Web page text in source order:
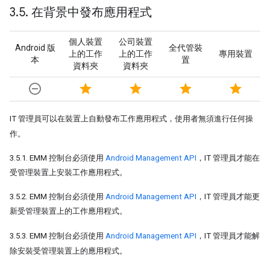
3.5. 在背景中發布應用程式
Android 版
本
個人裝置
上的工作
資料夾
公司裝置
上的工作
資料夾
全代管裝
置
專用裝置
remove_circle_outline star star star star
IT 管理員可以在裝置上自動發布工作應用程式，使用者無須進行任何操
作。
3.5.1. EMM 控制台必須使用 Android Management API ，IT 管理員才能在
受管理裝置上安裝工作應用程式。
3.5.2. EMM 控制台必須使用 Android Management API ，IT 管理員才能更
新受管理裝置上的工作應用程式。
3.5.3. EMM 控制台必須使用 Android Management API ，IT 管理員才能解
除安裝受管理裝置上的應用程式。